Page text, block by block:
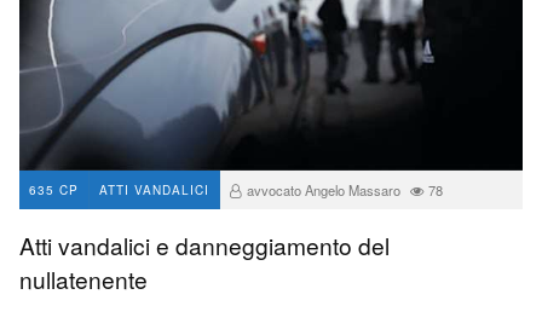
635 CP ATTI VANDALICI avvocato Angelo Massaro 78
Atti vandalici e danneggiamento del
nullatenente